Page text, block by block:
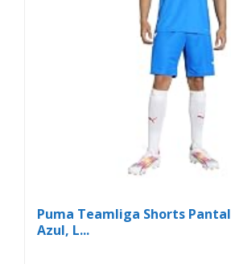
Puma Teamliga Shorts
Azul, L...